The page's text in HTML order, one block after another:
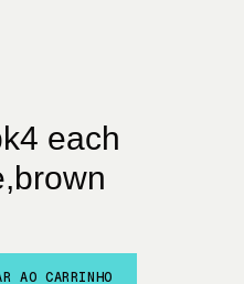
each
AO CARRINHO